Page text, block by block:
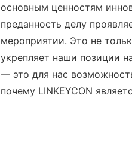
основным ценностям
преданность делу
мероприятии. Это не
укрепляет наши позиции
— это для нас
почему LINKEYCON